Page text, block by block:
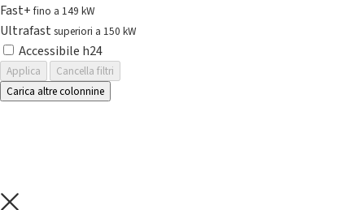
Fast+fino a 149 kW
Ultrafast superiori a 150 kW
Accessibile h24
Applica
Cancella filtri
Carica altre colonnine